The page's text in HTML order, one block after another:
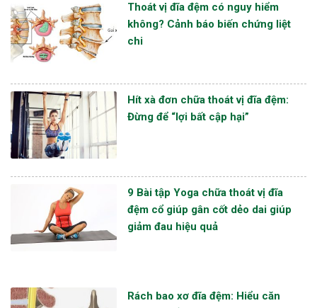
Thoát vị đĩa đệm có nguy hiểm
không? Cảnh báo biến chứng liệt
chi
Hít xà đơn chữa thoát vị đĩa đệm:
Đừng để “lợi bất cập hại”
9 Bài tập Yoga chữa thoát vị đĩa
đệm cổ giúp gân cốt dẻo dai giúp
giảm đau hiệu quả
Rách bao xơ đĩa đệm: Hiểu căn